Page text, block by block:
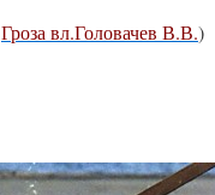
Гроза вл.Головачев В.В.)